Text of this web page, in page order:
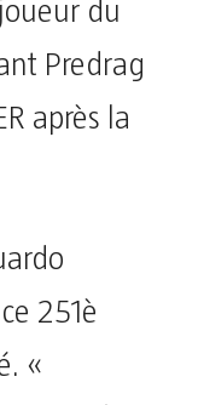
du
Predrag
après la
251è
«